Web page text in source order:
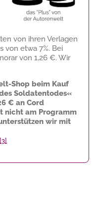
von ihren Verlagen
von etwa 7%. Bei
von 1,26 €. Wir
Shop beim Kauf
Soldatentodes«
€ an Cord
nicht am Programm
wir mit
[3]